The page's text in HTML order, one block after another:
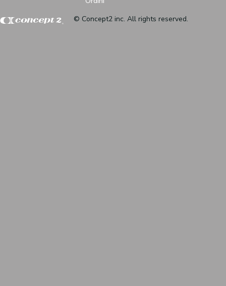
© Concept2 inc. All rights reserved.